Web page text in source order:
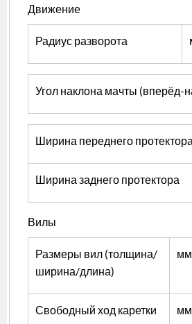
Движение
Радиус разворота
Угол наклона мачты (вперёд-
Ширина переднего протектора
Ширина заднего протектора
Вилы
Размеры вил (толщина/
ширина/длина)
мм
Свободный ход каретки мм